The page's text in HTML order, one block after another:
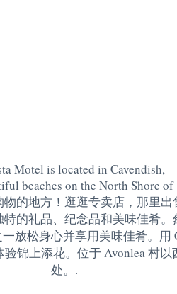
Motel is located in Cavendish,
beaches on the North Shore of
的地方！逛逛专卖店，那里出
的礼品、纪念品和美味佳肴。
放松身心并享用美味佳肴。用
锦上添花。位于 Avonlea 村以
处。 .